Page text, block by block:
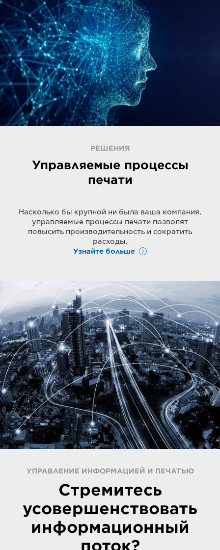
РЕШЕНИЯ
Управляемые процессы
печати
Насколько бы крупной ни была ваша компания,
управляемые процессы печати позволят
повысить производительность и сократить
расходы.
Узнайте больше
УПРАВЛЕНИЕ ИНФОРМАЦИЕЙ И ПЕЧАТЬЮ
Стремитесь
усовершенствовать
информационный
поток?